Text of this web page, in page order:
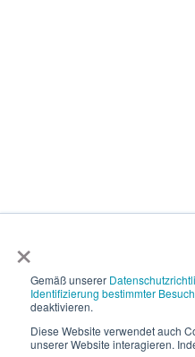
×
Gemäß unserer
Identifizierung bestimmter
deaktivieren.
Diese Website verwendet auch
unserer Website interagieren.